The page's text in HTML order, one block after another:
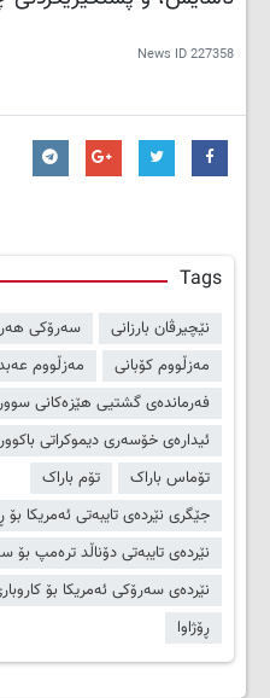
News ID227358
Tags
نێچیرڤان بارزانی
سەرۆکی
مەزڵووم کۆبانی
مەزڵووم
فەرماندەی گشتیی هێزەکانی
ئیدارەی خۆسەری دیموکراتی
تۆماس باراک
تۆم باراک
جێگری نێردەی تایبەتی ئەمریکا
نێردەی تایبەتی دۆناڵد ترەمپ بۆ
نێردەی سەرۆکی ئەمریکا بۆ
ڕۆژاوا